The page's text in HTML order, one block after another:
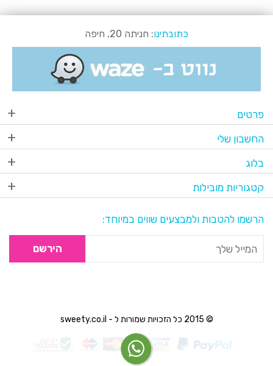
כתובתינו: חניתה 20, חיפה
פרטים
החשבון שלי
בלוג
קטגוריות מובילות
הרשמו להטבות ולמבצעים שווים במיוחד:
הירשם
© 2015 כל הזכויות שמורות ל - sweety.co.il